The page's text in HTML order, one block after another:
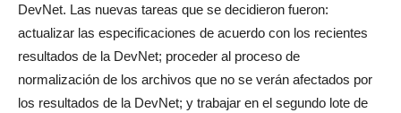
DevNet. Las nuevas tareas que se decidieron fueron:
actualizar las especificaciones de acuerdo con los recientes
resultados de la DevNet; proceder al proceso de
normalización de los archivos que no se verán afectados por
los resultados de la DevNet; y trabajar en el segundo lote de